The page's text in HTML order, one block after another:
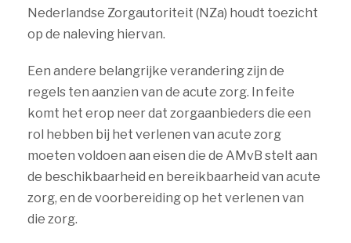
Nederlandse Zorgautoriteit (NZa) houdt toezicht
op de naleving hiervan.
Een andere belangrijke verandering zijn de
regels ten aanzien van de acute zorg. In feite
komt het erop neer dat zorgaanbieders die een
rol hebben bij het verlenen van acute zorg
moeten voldoen aan eisen die de AMvB stelt aan
de beschikbaarheid en bereikbaarheid van acute
zorg, en de voorbereiding op het verlenen van
die zorg.